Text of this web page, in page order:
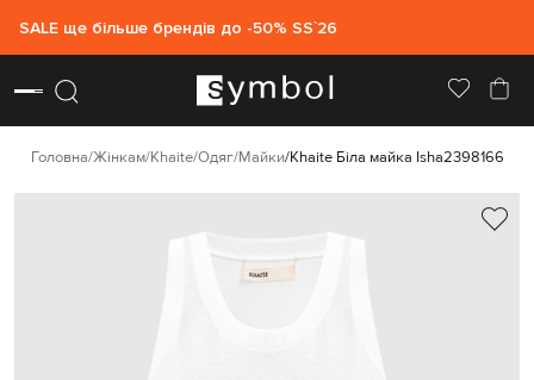
SALE ще більше брендів до -50% SS`26
Головна Жінкам Khaite Одяг Майки Khaite Біла майка Isha2398166